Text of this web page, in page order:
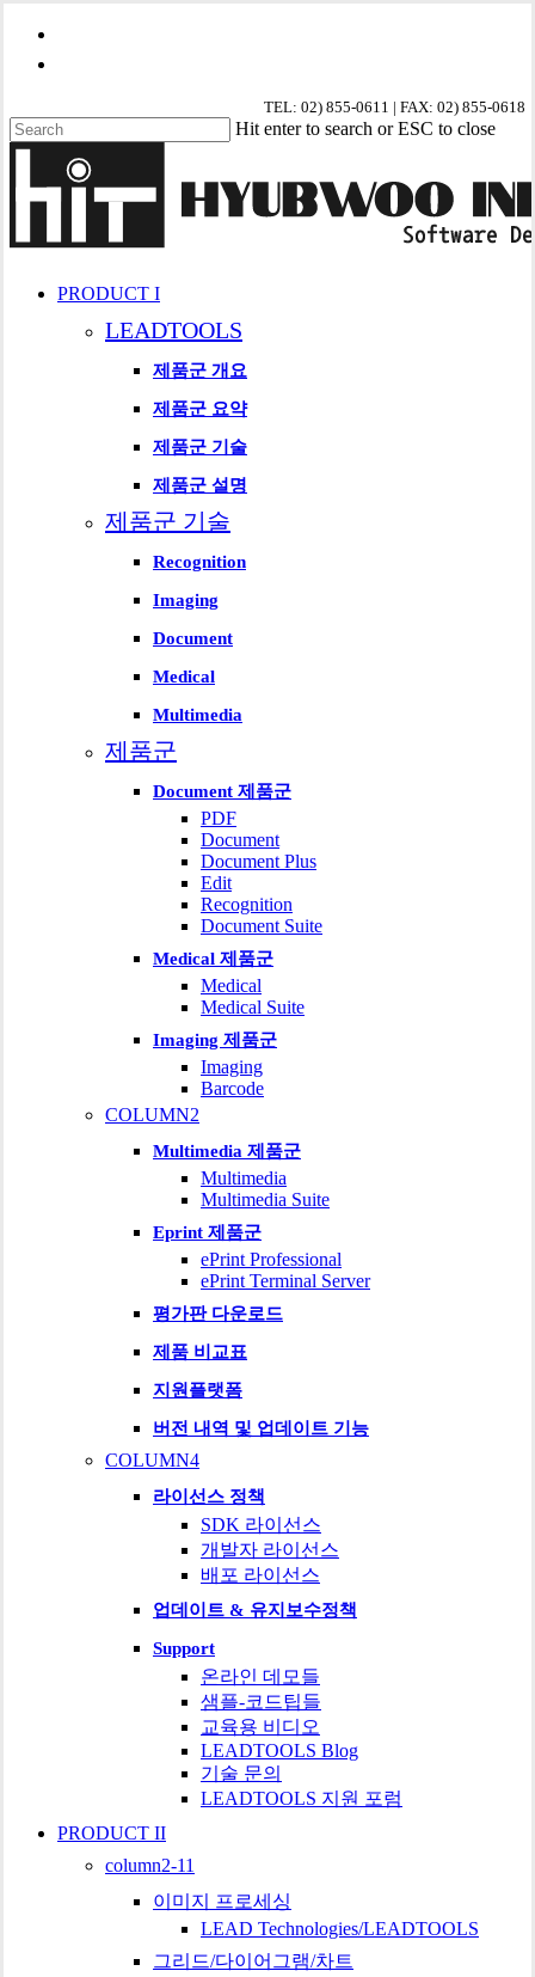
Skip
main
TEL: 02) 855-0611 | FAX: 02) 855-0618
Hit enter to search or ESC to close
Close
PRODUCT I
LEADTOOLS
제품군 개요
제품군 요약
제품군 기술
제품군 설명
제품군 기술
Recognition
Imaging
Document
Medical
Multimedia
제품군
Document 제품군
PDF
Document
Document Plus
Edit
Recognition
Document Suite
Medical 제품군
Medical
Medical Suite
Imaging 제품군
Imaging
Barcode
COLUMN2
Multimedia 제품군
Multimedia
Multimedia Suite
Eprint 제품군
ePrint Professional
ePrint Terminal Server
평가판 다운로드
제품 비교표
지원플랫폼
버전 내역 및 업데이트 기능
COLUMN4
라이선스 정책
SDK 라이선스
개발자 라이선스
배포 라이선스
업데이트 & 유지보수정책
Support
온라인 데모들
샘플-코드팁들
교육용 비디오
LEADTOOLS Blog
기술 문의
LEADTOOLS 지원 포럼
PRODUCT II
column2-11
이미지 프로세싱
LEAD Technologies/LEADTOOLS
그리드/다이어그램/차트